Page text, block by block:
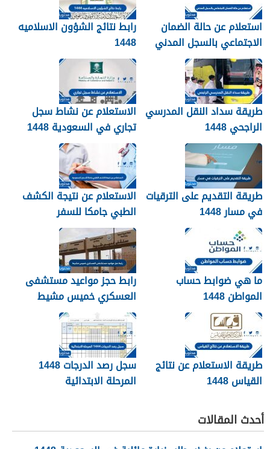
استعلام عن حالة الضمان
الاجتماعي بالسجل المدني
1448
رابط نتائج الشؤون الاسلاميه
1448
طريقة سداد النقل المدرسي
الراجحي 1448
الاستعلام عن نشاط سجل
تجاري في السعودية 1448
طريقة التقديم على الترقيات
في مسار 1448
الاستعلام عن نتيجة الكشف
الطبي جامكا للسفر
للسعودية 1448
ما هي ضوابط حساب
المواطن 1448
رابط حجز مواعيد مستشفى
العسكري خميس مشيط
1448
طريقة الاستعلام عن نتائج
القياس 1448
سجل رصد الدرجات 1448
المرحلة الابتدائية
أحدث المقالات